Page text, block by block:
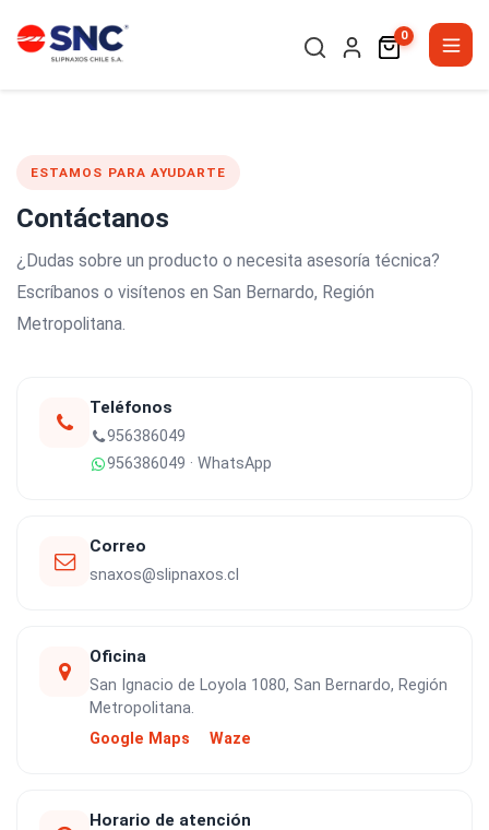
0
ESTAMOS PARA AYUDARTE
Contáctanos
¿Dudas sobre un producto o necesita asesoría técnica?
Escríbanos o visítenos en San Bernardo, Región
Metropolitana.
Teléfonos
956386049
956386049 · WhatsApp
Correo
snaxos@slipnaxos.cl
Oficina
San Ignacio de Loyola 1080, San Bernardo, Región
Metropolitana.
Google Maps
Waze
Horario de atención